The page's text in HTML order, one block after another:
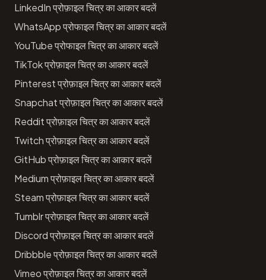
LinkedIn प्रोफ़ाइल चित्र का आकार बदलें
WhatsApp प्रोफाइल चित्र का आकार बदलें
YouTube प्रोफाइल चित्र का आकार बदलें
TikTok प्रोफ़ाइल चित्र का आकार बदलें
Pinterest प्रोफ़ाइल चित्र का आकार बदलें
Snapchat प्रोफ़ाइल चित्र का आकार बदलें
Reddit प्रोफ़ाइल चित्र का आकार बदलें
Twitch प्रोफ़ाइल चित्र का आकार बदलें
GitHub प्रोफ़ाइल चित्र का आकार बदलें
Medium प्रोफ़ाइल चित्र का आकार बदलें
Steam प्रोफ़ाइल चित्र का आकार बदलें
Tumblr प्रोफ़ाइल चित्र का आकार बदलें
Discord प्रोफ़ाइल चित्र का आकार बदलें
Dribbble प्रोफ़ाइल चित्र का आकार बदलें
Vimeo प्रोफ़ाइल चित्र का आकार बदलें